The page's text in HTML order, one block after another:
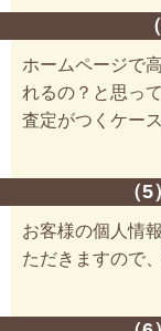
ホームページで
れるの？と思っ
査定がつくケー
（
お客様の個人情
ただきますので